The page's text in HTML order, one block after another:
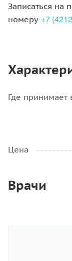
Записаться на
номеру +7
Где принимает
Цена
Врачи